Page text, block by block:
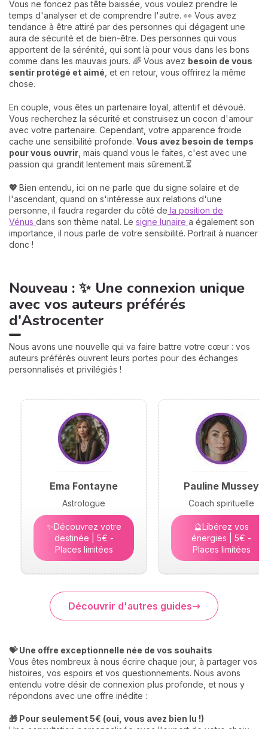
Vous ne foncez pas tête baissée, vous voulez prendre le
temps d'analyser et de comprendre l'autre. 👀 Vous avez
tendance à être attiré par des personnes qui dégagent une
aura de sécurité et de bien-être. Des personnes qui vous
apportent de la sérénité, qui sont là pour vous dans les bons
comme dans les mauvais jours. 🌈 Vous avez besoin de vous
sentir protégé et aimé , et en retour, vous offrirez la même
chose.
En couple, vous êtes un partenaire loyal, attentif et dévoué.
Vous recherchez la sécurité et construisez un cocon d'amour
avec votre partenaire. Cependant, votre apparence froide
cache une sensibilité profonde. Vous avez besoin de temps
pour vous ouvrir , mais quand vous le faites, c'est avec une
passion qui grandit lentement mais sûrement.⏳
💖 Bien entendu, ici on ne parle que du signe solaire et de
l'ascendant, quand on s'intéresse aux relations d'une
personne, il faudra regarder du côté de la position de
Vénus dans son thème natal. Le signe lunaire a également son
importance, il nous parle de votre sensibilité. Portrait à nuancer
donc !
Nouveau : ✨ Une connexion unique
avec vos auteurs préférés
d'Astrocenter
Nous avons une nouvelle qui va faire battre votre cœur : vos
auteurs préférés ouvrent leurs portes pour des échanges
personnalisés et privilégiés !
Ema Fontayne
Astrologue
✨Découvrez votre
destinée | 5€ -
Places limitées
Pauline Mussey
Coach spirituelle
🔮Libérez vos
énergies | 5€ -
Places limitées
Découvrir d'autres guides
💝 Une offre exceptionnelle née de vos souhaits
Vous êtes nombreux à nous écrire chaque jour, à partager vos
histoires, vos espoirs et vos questionnements. Nous avons
entendu votre désir de connexion plus profonde, et nous y
répondons avec une offre inédite :
🎁 Pour seulement 5€ (oui, vous avez bien lu !)